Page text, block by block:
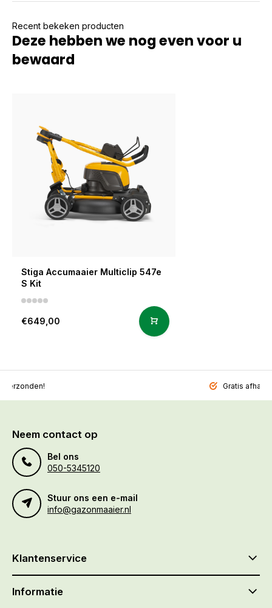
Recent bekeken producten
Deze hebben we nog even voor u
bewaard
Stiga Accumaaier Multiclip 547e
S Kit
€649,00
verzonden! Gratis
Neem contact op
Bel ons
050-5345120
Stuur ons een e-mail
info@gazonmaaier.nl
Klantenservice
Informatie